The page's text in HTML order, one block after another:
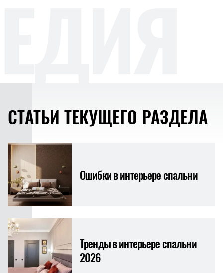
СТАТЬИ ТЕКУЩЕГО РАЗДЕЛА
Ошибки в интерьере спальни
Тренды в интерьере спальни
2026